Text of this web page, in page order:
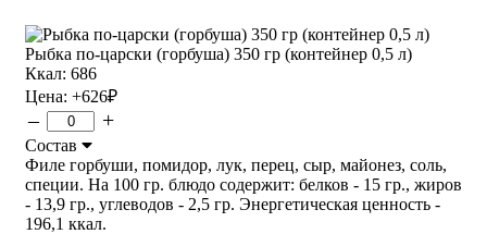
Рыбка по-царски (горбуша) 350 гр (контейнер 0,5 л)
Ккал: 686
Цена: +626₽
– +
Состав
Филе горбуши, помидор, лук, перец, сыр, майонез, соль,
специи. На 100 гр. блюдо содержит: белков - 15 гр., жиров
- 13,9 гр., углеводов - 2,5 гр. Энергетическая ценность -
196,1 ккал.